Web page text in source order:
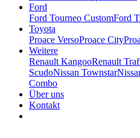
Ford
Ford Tourneo CustomFord
Toyota
Proace VersoProace City
Weitere
Renault KangooRenault
ScudoNissan Townstar
Combo
Über uns
Kontakt